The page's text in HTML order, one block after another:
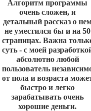
Алгоритм программы
очень сложен, и
детальный рассказ о
не уместился бы и на 50
страницах. Важна
суть - с моей
абсолютно любой
пользователь
от пола и возраста
быстро и легко
зарабатывать очень
хорошие деньги.